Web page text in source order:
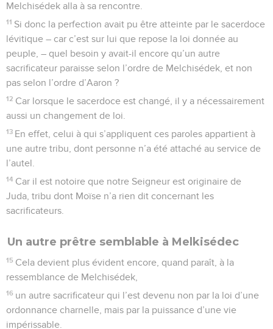
Melchisédek alla à sa rencontre.
11 Si donc la perfection avait pu être atteinte par le sacerdoce
lévitique – car c’est sur lui que repose la loi donnée au
peuple, – quel besoin y avait-il encore qu’un autre
sacrificateur paraisse selon l’ordre de Melchisédek, et non
pas selon l’ordre d’Aaron ?
12 Car lorsque le sacerdoce est changé, il y a nécessairement
aussi un changement de loi.
13 En effet, celui à qui s’appliquent ces paroles appartient à
une autre tribu, dont personne n’a été attaché au service de
l’autel.
14 Car il est notoire que notre Seigneur est originaire de
Juda, tribu dont Moïse n’a rien dit concernant les
sacrificateurs.
Un autre prêtre semblable à Melkisédec
15 Cela devient plus évident encore, quand paraît, à la
ressemblance de Melchisédek,
16 un autre sacrificateur qui l’est devenu non par la loi d’une
ordonnance charnelle, mais par la puissance d’une vie
impérissable.